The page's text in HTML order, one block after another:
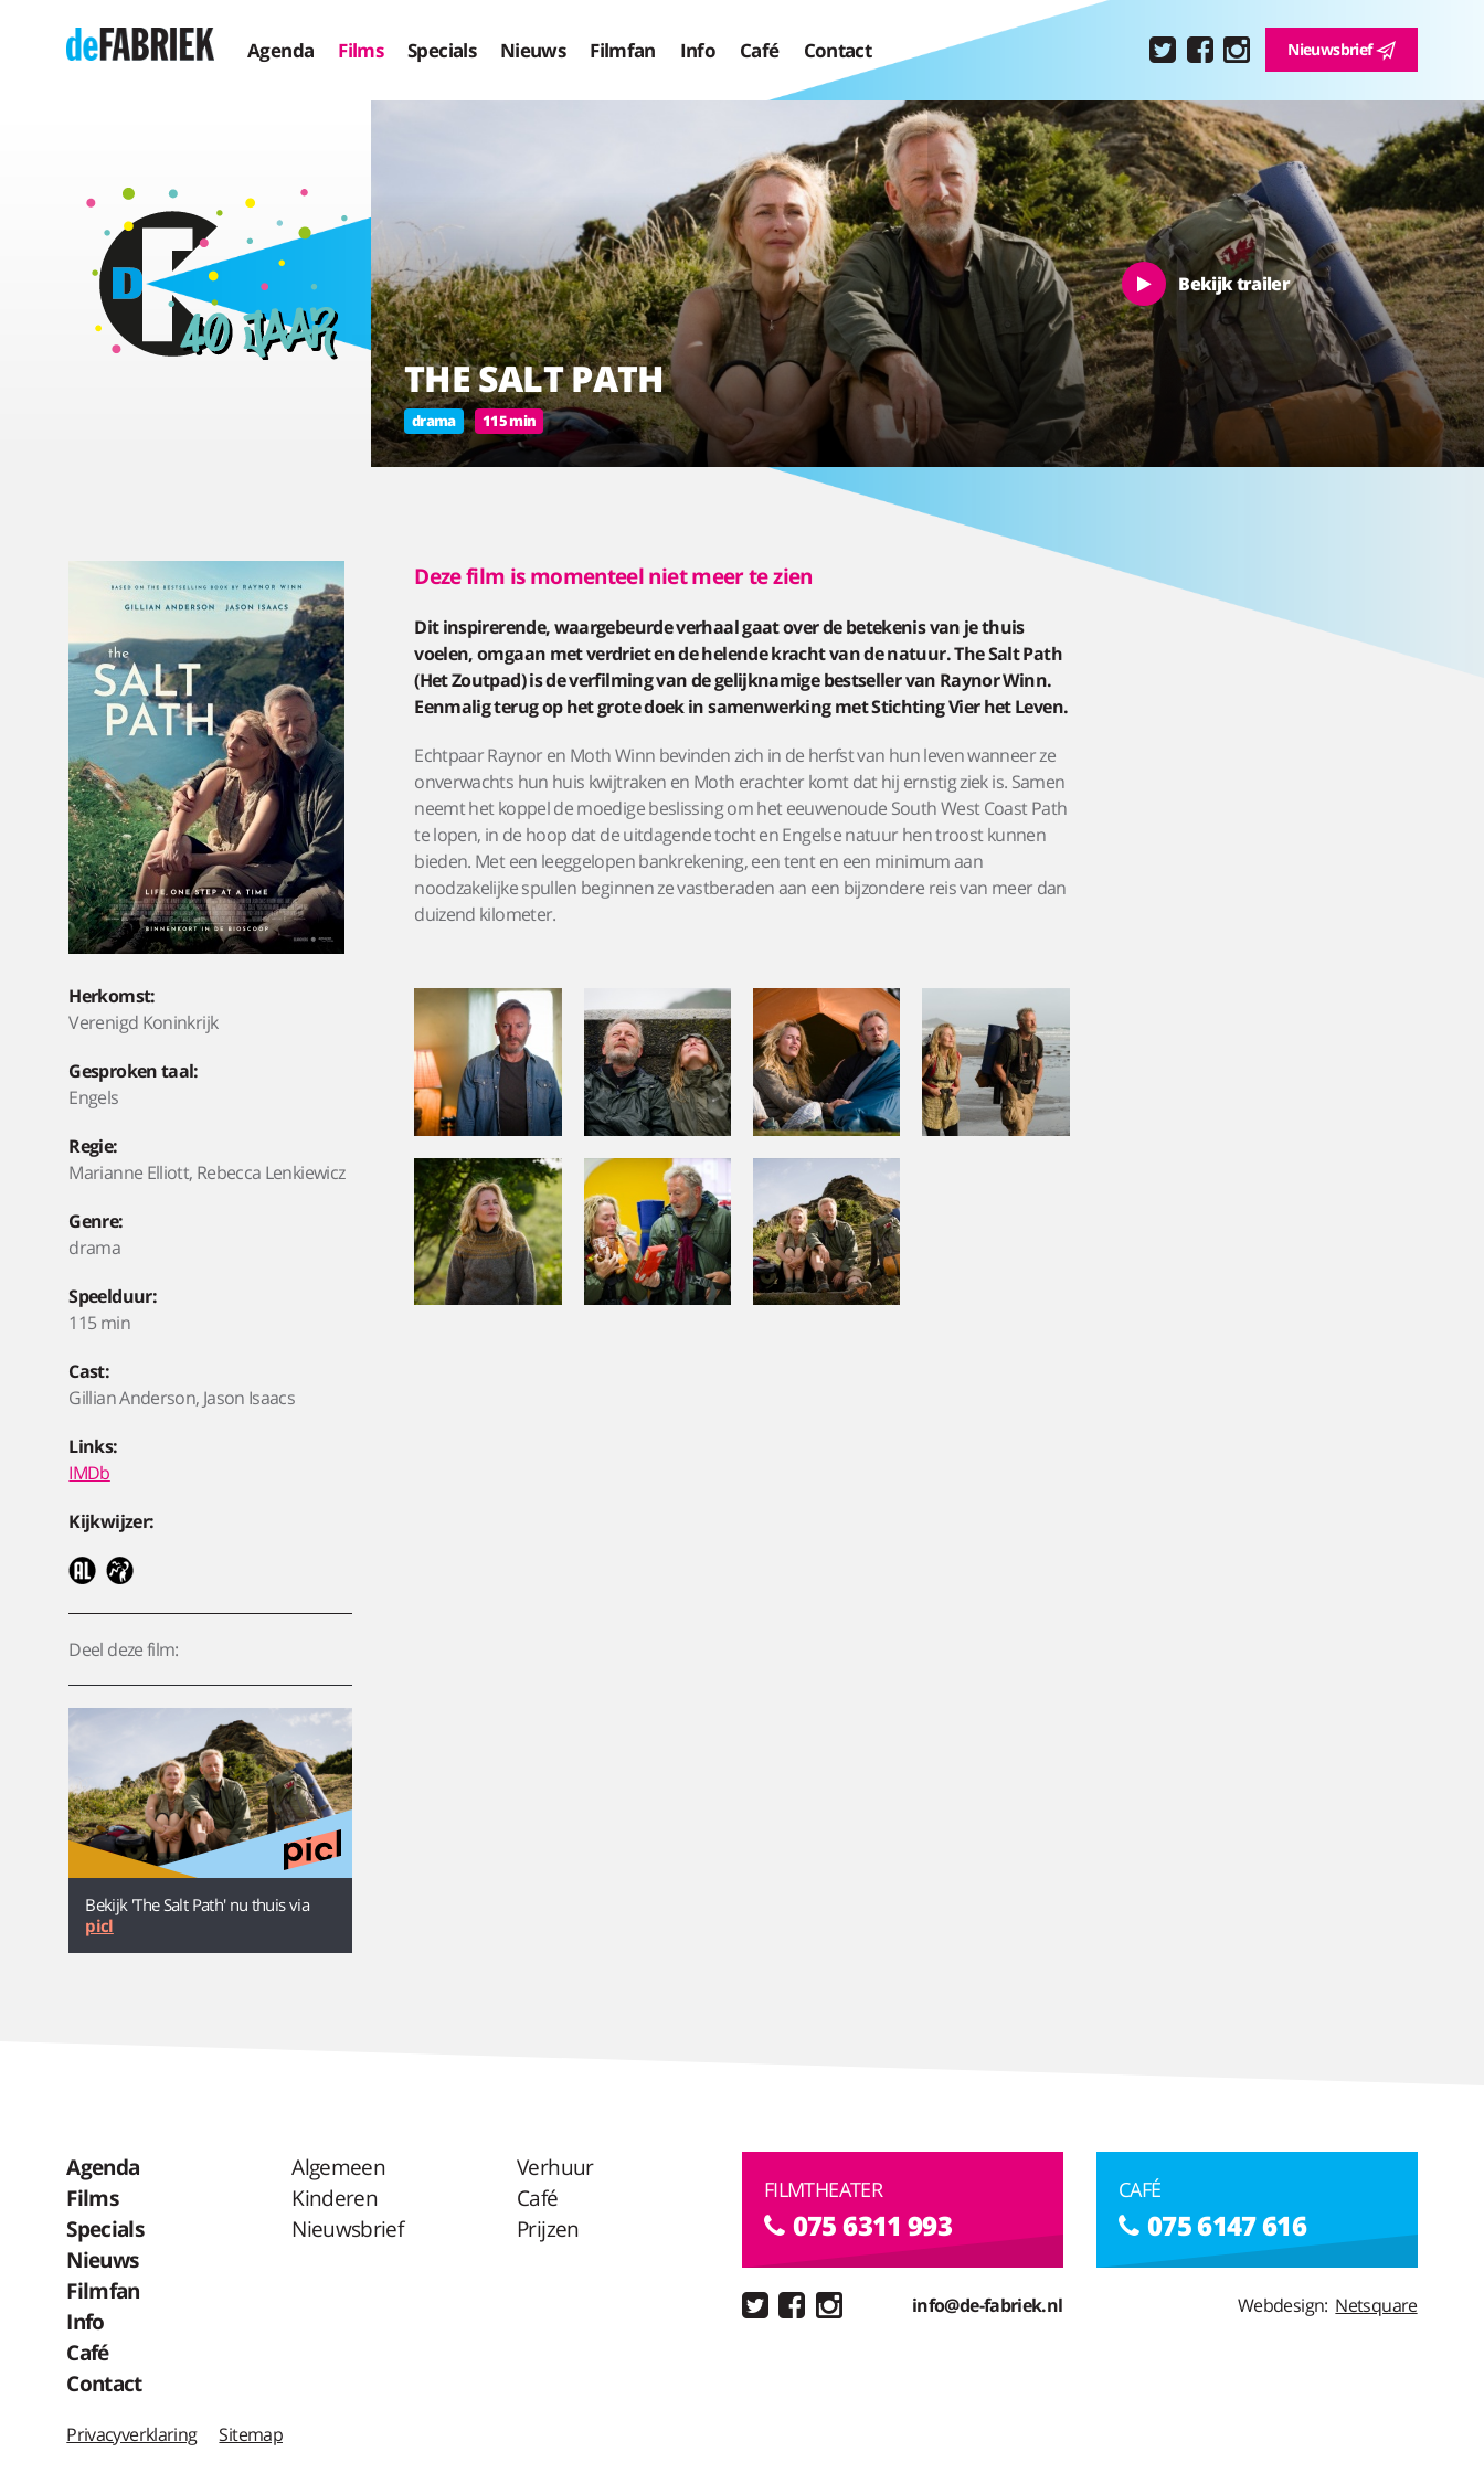
Agenda Films Specials Nieuws Filmfan Info Café Contact Nieuwsbrief
THE SALT PATH
drama 115 min
Bekijk trailer
Herkomst:
Verenigd Koninkrijk
Gesproken taal:
Engels
Regie:
Marianne Elliott, Rebecca Lenkiewicz
Genre:
drama
Speelduur:
115 min
Cast:
Gillian Anderson, Jason Isaacs
Links:
IMDb
Kijkwijzer:
Deel deze film:
Bekijk 'The Salt Path' nu thuis via
picl
Deze film is momenteel niet meer te zien
Dit inspirerende, waargebeurde verhaal gaat over de betekenis van je thuis
voelen, omgaan met verdriet en de helende kracht van de natuur. The Salt Path
(Het Zoutpad) is de verfilming van de gelijknamige bestseller van Raynor Winn.
Eenmalig terug op het grote doek in samenwerking met Stichting Vier het Leven.
Echtpaar Raynor en Moth Winn bevinden zich in de herfst van hun leven wanneer ze
onverwachts hun huis kwijtraken en Moth erachter komt dat hij ernstig ziek is. Samen
neemt het koppel de moedige beslissing om het eeuwenoude South West Coast Path
te lopen, in de hoop dat de uitdagende tocht en Engelse natuur hen troost kunnen
bieden. Met een leeggelopen bankrekening, een tent en een minimum aan
noodzakelijke spullen beginnen ze vastberaden aan een bijzondere reis van meer dan
duizend kilometer.
Agenda
Films
Specials
Nieuws
Filmfan
Info
Café
Contact
Algemeen
Verhuur
Kinderen
Café
Nieuwsbrief
Prijzen
Privacyverklaring Sitemap
FILMTHEATER
075 6311 993
CAFÉ
075 6147 616
info@de-fabriek.nl Webdesign: Netsquare